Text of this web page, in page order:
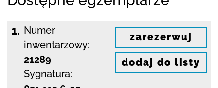
1. Numer
inwentarzowy:
21289
Sygnatura:
zarezerwuj
dodaj do listy